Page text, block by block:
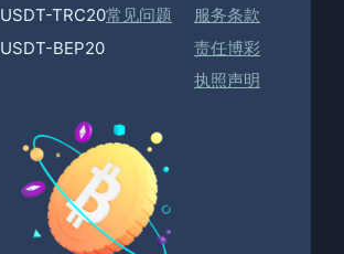
USDT-TRC20
USDT-BEP20
常见问题
服务条款
责任博彩
执照声明